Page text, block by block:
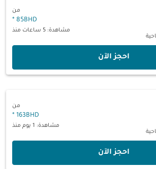
من
85BHD
*
مشاهدة: 5 ساعات منذ
‫احجز الآن‬
من
163BHD
*
مشاهدة: 1 يوم منذ
‫احجز الآن‬